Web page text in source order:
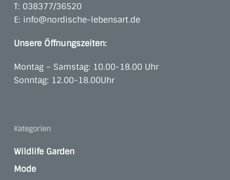
T: 038377/36520
E: info@nordische-lebensart.de
Unsere Öffnungszeiten:
Montag – Samstag: 10.00-18.00 Uhr
Sonntag: 12.00-18.00Uhr
Kategorien
Wildlife Garden
Mode